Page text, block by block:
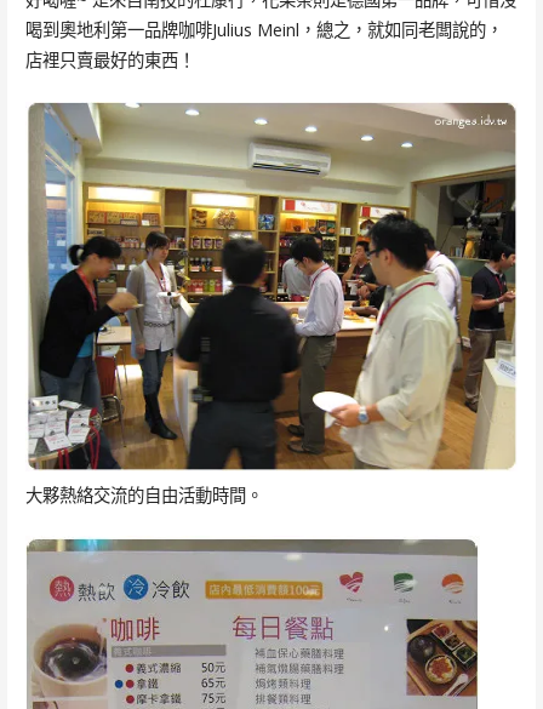
喝到奧地利第一品牌咖啡Julius Meinl，總之，就如同老闆說的，
店裡只賣最好的東西！
大夥熱絡交流的自由活動時間。